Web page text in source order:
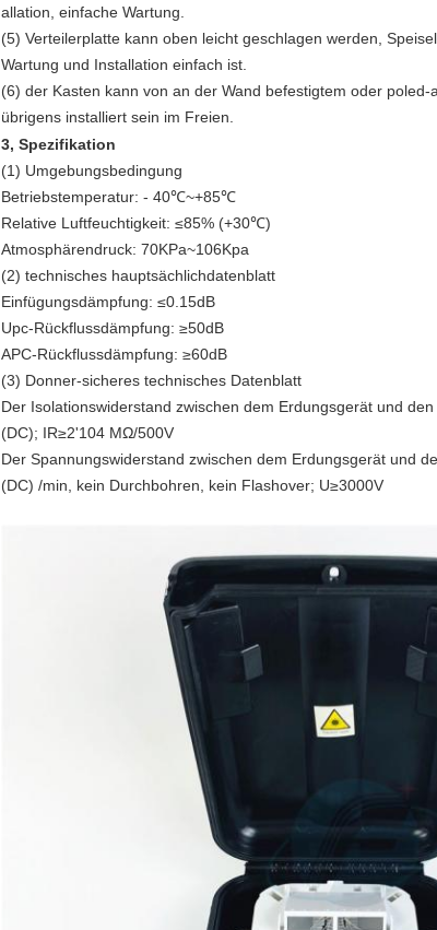
allation, einfache Wartung.
(5) Verteilerplatte kann oben leicht geschlagen werden,
Wartung und Installation einfach ist.
(6) der Kasten kann von an der Wand befestigtem oder
übrigens installiert sein im Freien.
3, Spezifikation
(1) Umgebungsbedingung
Betriebstemperatur: - 40℃~+85℃
Relative Luftfeuchtigkeit: ≤85% (+30℃)
Atmosphärendruck: 70KPa~106Kpa
(2) technisches hauptsächlichdatenblatt
Einfügungsdämpfung: ≤0.15dB
Upc-Rückflussdämpfung: ≥50dB
APC-Rückflussdämpfung: ≥60dB
(3) Donner-sicheres technisches Datenblatt
Der Isolationswiderstand zwischen dem Erdungsgerät und
(DC); IR≥2'104 MΩ/500V
Der Spannungswiderstand zwischen dem Erdungsgerät und
(DC) /min, kein Durchbohren, kein Flashover; U≥3000V